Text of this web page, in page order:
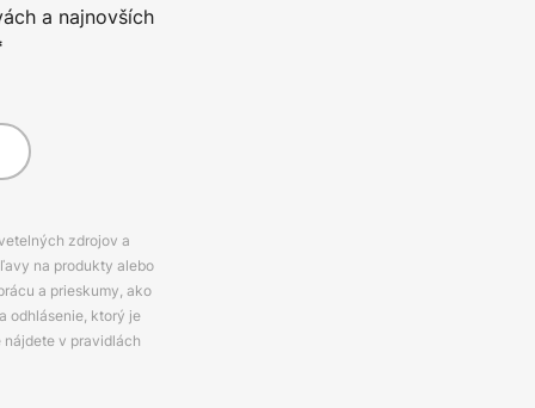
a najnovších
zdrojov a
na produkty alebo
a prieskumy, ako
odhlásenie, ktorý je
nájdete v pravidlách